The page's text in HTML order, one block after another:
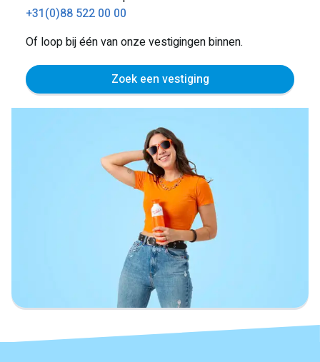
+31(0)88 522 00 00
Of loop bij één van onze vestigingen binnen.
Zoek een vestiging